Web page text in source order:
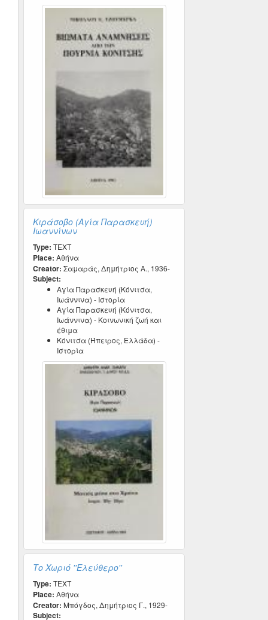
Κιράσοβο (Αγία Παρασκευή)
Ιωαννίνων
Type: TEXT
Place: Αθήνα
Creator: Σαμαράς, Δημήτριος Α., 1936-
Subject:
Αγία Παρασκευή (Κόνιτσα,
Ιωάννινα) - Ιστορία
Αγία Παρασκευή (Κόνιτσα,
Ιωάννινα) - Κοινωνική ζωή και
έθιμα
Κόνιτσα (Ήπειρος, Ελλάδα) -
Ιστορία
Το Χωριό ''Ελεύθερο''
Type: TEXT
Place: Αθήνα
Creator: Μπόγδος, Δημήτριος Γ., 1929-
Subject: